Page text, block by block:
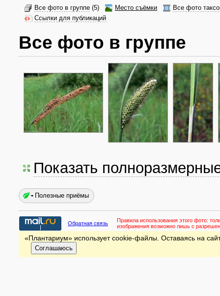
Все фото в группе (5) Место съёмки
Все фото
Ссылки для публикаций
Все фото в группе
Показать
Полезные приёмы
Обратная связь Правила использования этого фото:
изображения возможно лишь с
«Плантариум» использует cookie-файлы. Оставаясь на
Соглашаюсь